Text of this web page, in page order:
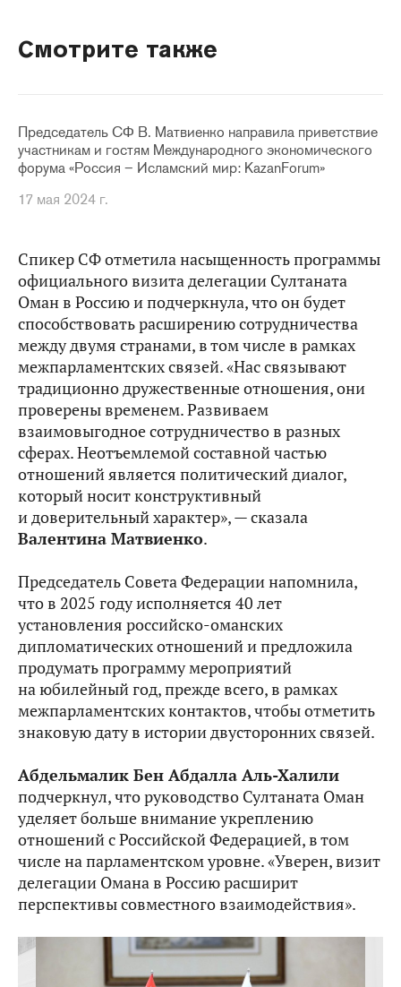
Смотрите также
Председатель СФ В. Матвиенко направила приветствие
участникам и гостям Международного экономического
форума «Россия – Исламский мир: KazanForum»
17 мая 2024 г.
Спикер СФ отметила насыщенность программы
официального визита делегации Султаната
Оман в Россию и подчеркнула, что он будет
способствовать расширению сотрудничества
между двумя странами, в том числе в рамках
межпарламентских связей. «Нас связывают
традиционно дружественные отношения, они
проверены временем. Развиваем
взаимовыгодное сотрудничество в разных
сферах. Неотъемлемой составной частью
отношений является политический диалог,
который носит конструктивный
и доверительный характер», — сказала
Валентина Матвиенко.
Председатель Совета Федерации напомнила,
что в 2025 году исполняется 40 лет
установления российско-оманских
дипломатических отношений и предложила
продумать программу мероприятий
на юбилейный год, прежде всего, в рамках
межпарламентских контактов, чтобы отметить
знаковую дату в истории двусторонних связей.
Абдельмалик Бен Абдалла Аль-Халили
подчеркнул, что руководство Султаната Оман
уделяет больше внимание укреплению
отношений с Российской Федерацией, в том
числе на парламентском уровне. «Уверен, визит
делегации Омана в Россию расширит
перспективы совместного взаимодействия».